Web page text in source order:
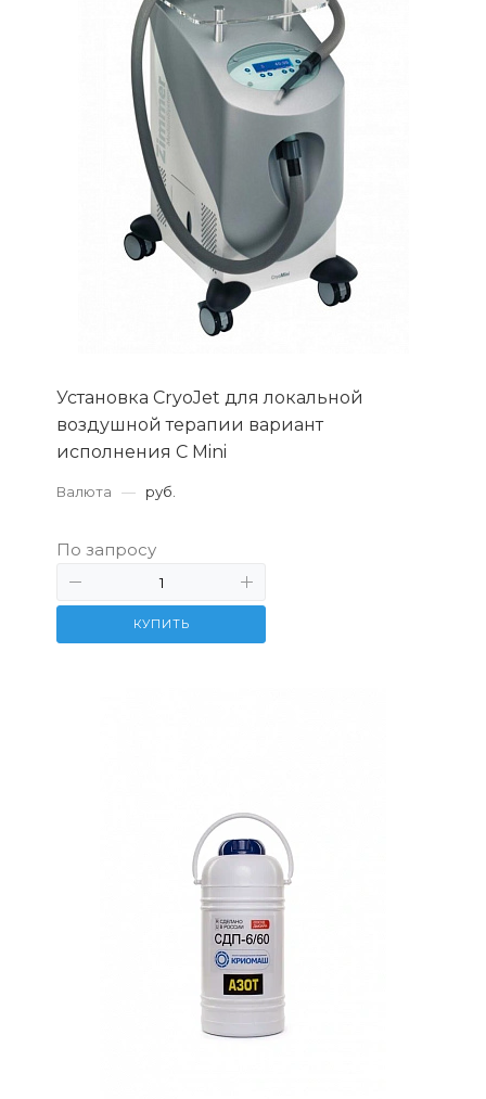
Установка CryoJet для локальной
воздушной терапии вариант
исполнения C Mini
Валюта — руб.
По запросу
КУПИТЬ